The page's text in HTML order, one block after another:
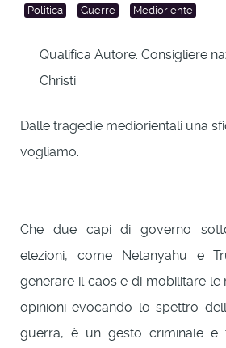
Politica Guerre Medioriente
Qualifica Autore: Consigliere
Christi
Dalle tragedie mediorientali una
vogliamo.
Che due capi di governo
elezioni, come Netanyahu e
generare il caos e di mobilitare le
opinioni evocando lo spettro
guerra, è un gesto criminale e